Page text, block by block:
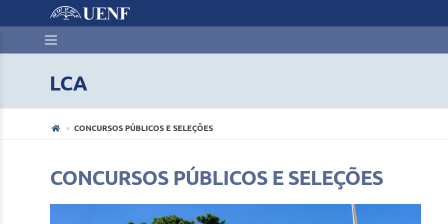
LCA
CONCURSOS PÚBLICOS E SELEÇÕES
CONCURSOS PÚBLICOS E SELEÇÕES